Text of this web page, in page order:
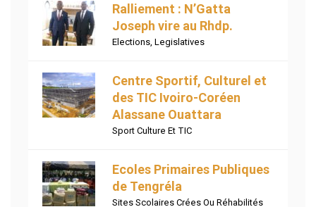
Ralliement : N’Gatta
Joseph vire au Rhdp.
Elections Legislatives
Centre Sportif, Culturel et
des TIC Ivoiro-Coréen
Alassane Ouattara
Sport Culture Et TIC
Ecoles Primaires Publiques
de Tengréla
Sites Scolaires Crées Ou Réhabilités